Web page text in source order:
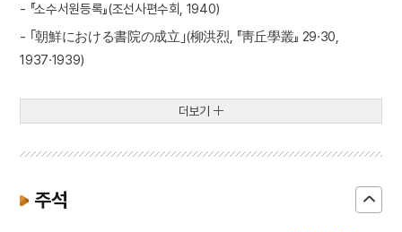
- 『소수서원등록』(조선사편수회, 1940)
- ｢朝鮮における書院の成立｣(柳洪烈, 『靑丘學叢』 29·30,
1937·1939)
더보기
주석